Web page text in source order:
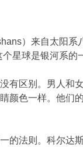
）来自太阳
星球是银河系的
有区别。男人和
颜色一样。他们
的法则。科尔达